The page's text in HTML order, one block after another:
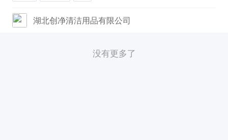
湖北创净清洁用品有限公司
没有更多了